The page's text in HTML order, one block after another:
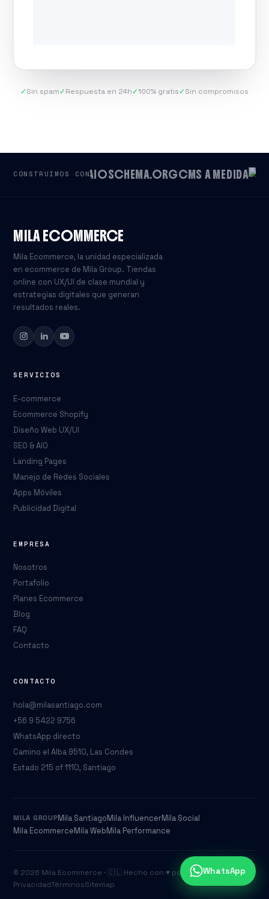
✓Sin spam✓Respuesta en 24h✓100% gratis✓Sin compromisos
CONSTRUIMOS CON
AIOSCHEMA.ORGCMS A MEDIDA
MILA ECOMMERCE
Mila Ecommerce, la unidad especializada
en ecommerce de Mila Group. Tiendas
online con UX/UI de clase mundial y
estrategias digitales que generan
resultados reales.
SERVICIOS
E-commerce
Ecommerce Shopify
Diseño Web UX/UI
SEO & AIO
Landing Pages
Manejo de Redes Sociales
Apps Móviles
Publicidad Digital
EMPRESA
Nosotros
Portafolio
Planes Ecommerce
Blog
FAQ
Contacto
CONTACTO
hola@milasantiago.com
+56 9 5422 9756
WhatsApp directo
Camino el Alba 9510, Las Condes
Estado 215 of 1110, Santiago
MILA GROUPMila SantiagoMila InfluencerMila Social
Mila EcommerceMila WebMila Performance
© 2026 Mila Ecommerce · 🇨🇱 Hecho con ♥ por
Mila Group
PrivacidadTérminosSitemap
WhatsApp